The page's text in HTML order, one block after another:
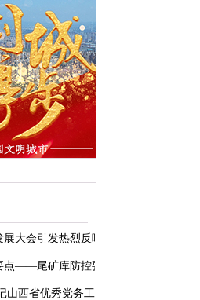
大会引发热烈反响
点——尾矿库防控要点
西省优秀党务工作...